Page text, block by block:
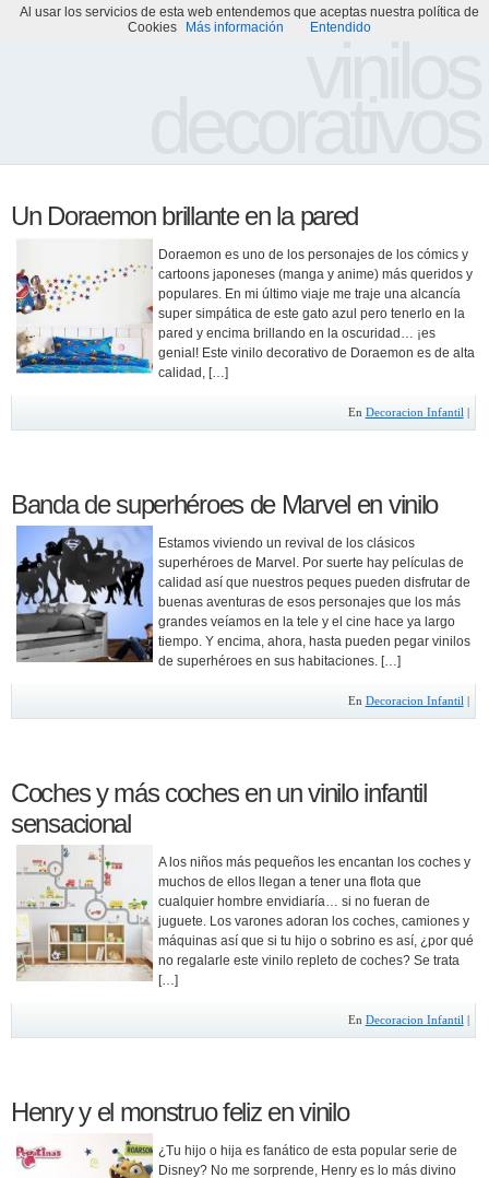
Portada Acerca de Galería de Vinilos Decorativos
Un Doraemon brillante en la pared
Doraemon es uno de los personajes de los cómics y
cartoons japoneses (manga y anime) más queridos y
populares. En mi último viaje me traje una alcancía
super simpática de este gato azul pero tenerlo en la
pared y encima brillando en la oscuridad… ¡es
genial! Este vinilo decorativo de Doraemon es de alta
calidad, […]
En Decoracion Infantil
Banda de superhéroes de Marvel en vinilo
Estamos viviendo un revival de los clásicos
superhéroes de Marvel. Por suerte hay películas de
calidad así que nuestros peques pueden disfrutar de
buenas aventuras de esos personajes que los más
grandes veíamos en la tele y el cine hace ya largo
tiempo. Y encima, ahora, hasta pueden pegar vinilos
de superhéroes en sus habitaciones. […]
En Decoracion Infantil
Coches y más coches en un vinilo infantil
sensacional
A los niños más pequeños les encantan los coches y
muchos de ellos llegan a tener una flota que
cualquier hombre envidiaría… si no fueran de
juguete. Los varones adoran los coches, camiones y
máquinas así que si tu hijo o sobrino es así, ¿por qué
no regalarle este vinilo repleto de coches? Se trata
[…]
En Decoracion Infantil
Henry y el monstruo feliz en vinilo
¿Tu hijo o hija es fanático de esta popular serie de
Disney? No me sorprende, Henry es lo más divino
Al usar los servicios de esta web entendemos que aceptas nuestra política de
Cookies
Más información Entendido